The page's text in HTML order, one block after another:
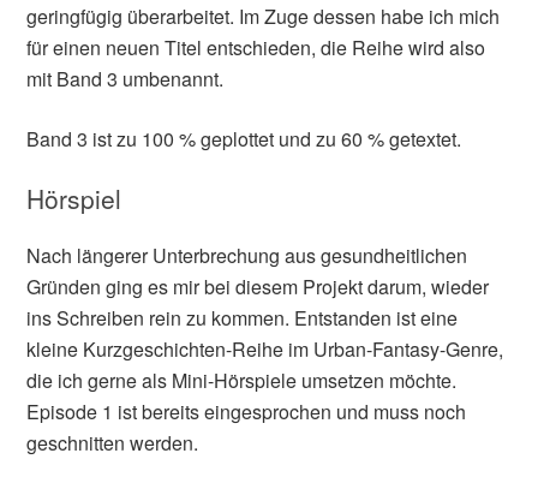
geringfügig überarbeitet. Im Zuge dessen habe ich mich
für einen neuen Titel entschieden, die Reihe wird also
mit Band 3 umbenannt.
Band 3 ist zu 100 % geplottet und zu 60 % getextet.
Hörspiel
Nach längerer Unterbrechung aus gesundheitlichen
Gründen ging es mir bei diesem Projekt darum, wieder
ins Schreiben rein zu kommen. Entstanden ist eine
kleine Kurzgeschichten-Reihe im Urban-Fantasy-Genre,
die ich gerne als Mini-Hörspiele umsetzen möchte.
Episode 1 ist bereits eingesprochen und muss noch
geschnitten werden.